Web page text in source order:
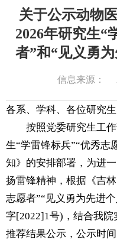
关于公示动物
2026年研究生“
者”和“见义勇
信息来源：
各系、学科、各位研究生
按照党委研究生工
生“学雷锋标兵”“优秀志
知》的安排部署，为进
扬雷锋精神，根据《吉
志愿者”“见义勇为先进
字[2022]1号)，结合我
推荐结果公示，公示时